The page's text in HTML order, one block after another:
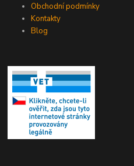
Obchodní podmínky
Kontakty
Blog